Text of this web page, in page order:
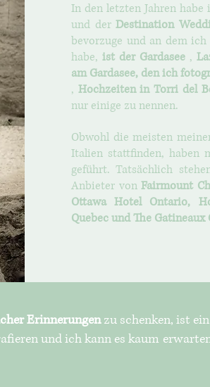
In den letzten Jahren
und derDestination
bevorzuge und an dem
habe, ist der Gardasee ,
am Gardasee, den ich
, Hochzeiten in Torri del
nur einige zu nennen.
Obwohl die meisten
Italien stattfinden, haben
geführt. Tatsächlich
Anbieter vonFairmount
Ottawa Hotel Ontario,
Quebec und The Gatineaux
Erinnerungenzu schenken, ist
und ich kann es kaum